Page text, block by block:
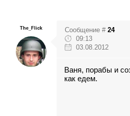
The_Flick Сообщение # 24
09:13
03.08.2012
Ваня, порабы и
как едем.